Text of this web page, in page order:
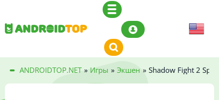
ANDROIDTOP.NET » Игры » Экшен » Shadow Fight 2